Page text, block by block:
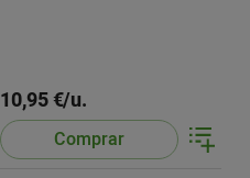
10,95 €/u.
Comprar